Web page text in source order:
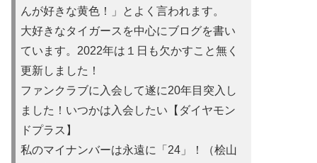
んが好きな黄色！」とよ く言われます。
大好きなタイガースを中心にブログを書い
ています。2022年は １日も欠かすこと無く
更新しました！
ファンクラブに入会して遂に20年目突入し
ました！いつかは入会 したい【ダイヤモン
ドプラス】
私のマイナンバーは永遠に「24」！（桧山